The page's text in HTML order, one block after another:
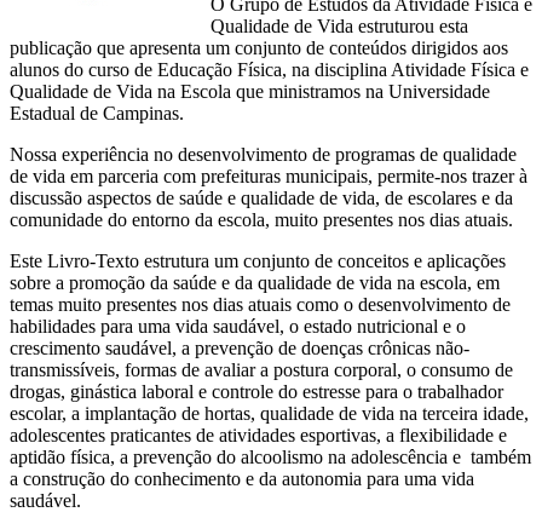
Qualidade de Vida estruturou esta
publicação que apresenta um conjunto de conteúdos dirigidos aos
alunos do curso de Educação Física, na disciplina Atividade Física e
Qualidade de Vida na Escola que ministramos na Universidade
Estadual de Campinas.
Nossa experiência no desenvolvimento de programas de qualidade
de vida em parceria com prefeituras municipais, permite-nos trazer à
discussão aspectos de saúde e qualidade de vida, de escolares e da
comunidade do entorno da escola, muito presentes nos dias atuais.
Este Livro-Texto estrutura um conjunto de conceitos e aplicações
sobre a promoção da saúde e da qualidade de vida na escola, em
temas muito presentes nos dias atuais como o desenvolvimento de
habilidades para uma vida saudável, o estado nutricional e o
crescimento saudável, a prevenção de doenças crônicas não-
transmissíveis, formas de avaliar a postura corporal, o consumo de
drogas, ginástica laboral e controle do estresse para o trabalhador
escolar, a implantação de hortas, qualidade de vida na terceira idade,
adolescentes praticantes de atividades esportivas, a flexibilidade e
aptidão física, a prevenção do alcoolismo na adolescência e também
a construção do conhecimento e da autonomia para uma vida
saudável.